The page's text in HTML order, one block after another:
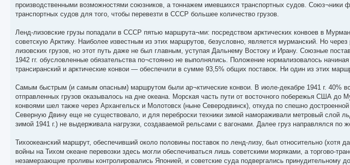
производственными возможностями союзников, а тоннажем имевшихся транспортных судов. Союз¬ники
транспортных судов для того, чтобы перевезти в СССР большее количество грузов.
Ленд-лизовские грузы попадали в СССР пятью маршрута¬ми: посредством арктических конвоев в
советскую Арктику. Наиболее известным из этих маршрутов, безусловно, является мурманский. Но
лизовских грузов, но этот путь даже не был главным, уступая Дальнему Востоку и Ирану. Союзные
1942 гг. обусловленные обязательства по¬стоянно не выполнялись. Положение нормализовалось
трансиранский и арктические конвои — обеспечили в сумме 93,5% общих поставок. Ни один из этих
Самым быстрым (и самым опасным) маршрутом были ар¬ктические конвои. В июле-декабре 1941 г. 40%
отправленных грузов оказывалось на дне океана. Морская часть пути от восточного побережья США до
конвоями шел также через Архангельск и Молотовск (ныне Северодвинск), откуда по спешно
Северную Двину еще не существовало, и для переброски техники зимой намораживали метровый слой
зимой 1941 г.) не выдерживала нагрузки, создаваемой рельсами с вагонами. Далее груз направлялся
Тихоокеанский маршрут, обеспечивший около половины поставок по ленд-лизу, был относительно (хотя
войны на Тихом океане перевозки здесь могли обеспечиваться лишь советскими моряками, а торгово-
незамерзающие проливы контролировались Японией, и советские суда подвергались принудительному